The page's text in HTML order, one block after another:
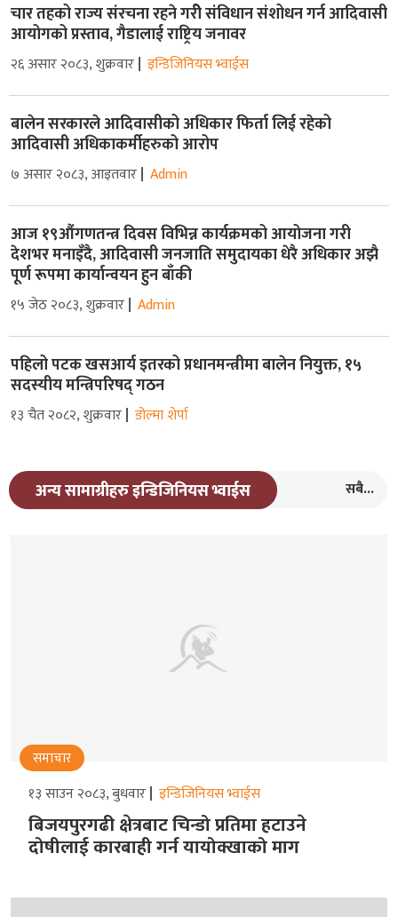
चार तहको राज्य संरचना रहने गरीे संविधान संशोधन गर्न आदिवासी
आयोगको प्रस्ताव, गैडालाई राष्ट्रिय जनावर
२६ असार २०८३, शुक्रवार इन्डिजिनियस भ्वाईस
बालेन सरकारले आदिवासीको अधिकार फिर्ता लिई रहेको
आदिवासी अधिकाकर्मीहरुको आरोप
७ असार २०८३, आइतवार Admin
आज १९औंगणतन्त्र दिवस विभिन्न कार्यक्रमको आयोजना गरी
देशभर मनाइँदै, आदिवासी जनजाति समुदायका धेरै अधिकार अझै
पूर्ण रूपमा कार्यान्वयन हुन बाँकी
१५ जेठ २०८३, शुक्रवार Admin
पहिलो पटक खसआर्य इतरको प्रधानमन्त्रीमा बालेन नियुक्त, १५
सदस्यीय मन्त्रिपरिषद् गठन
१३ चैत २०८२, शुक्रवार डोल्मा शेर्पा
अन्य सामाग्रीहरु इन्डिजिनियस भ्वाईस सबै...
समाचार
१३ साउन २०८३, बुधवार इन्डिजिनियस भ्वाईस
बिजयपुरगढी क्षेत्रबाट चिन्डो प्रतिमा हटाउने
दोषीलाई कारबाही गर्न यायोक्खाको माग